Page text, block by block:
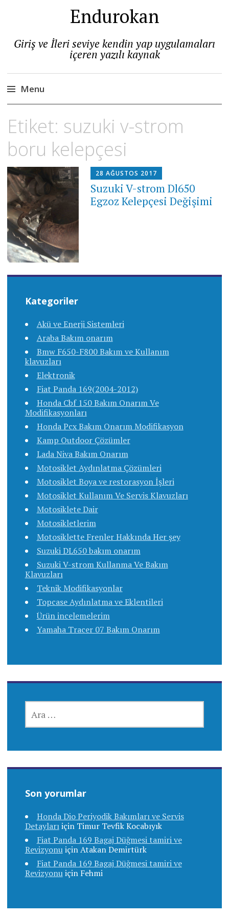
Endurokan
Giriş ve İleri seviye kendin yap uygulamaları
içeren yazılı kaynak
Menu
to
Etiket: suzuki v-strom
boru kelepçesi
28 AĞUSTOS 2017
Suzuki V-strom Dl650
Egzoz Kelepçesi Değişimi
Kategoriler
Akü ve Enerji Sistemleri
Araba Bakım onarım
Bmw F650-F800 Bakım ve Kullanım
klavuzları
Elektronik
Fiat Panda 169(2004-2012)
Honda Cbf 150 Bakım Onarım Ve
Modifikasyonları
Honda Pcx Bakım Onarım Modifikasyon
Kamp Outdoor Çözümler
Lada Niva Bakım Onarım
Motosiklet Aydınlatma Çözümleri
Motosiklet Boya ve restorasyon İşleri
Motosiklet Kullanım Ve Servis Klavuzları
Motosiklete Dair
Motosikletlerim
Motosiklette Frenler Hakkında Her şey
Suzuki DL650 bakım onarım
Suzuki V-strom Kullanma Ve Bakım
Klavuzları
Teknik Modifikasyonlar
Topcase Aydınlatma ve Eklentileri
Ürün incelemelerim
Yamaha Tracer 07 Bakım Onarım
Son yorumlar
Honda Dio Periyodik Bakımları ve Servis
Detaylarıiçin Timur Tevfik Kocabıyık
Fiat Panda 169 Bagaj Düğmesi tamiri ve
RevizyonuiçinAtakan Demirtürk
Fiat Panda 169 Bagaj Düğmesi tamiri ve
Revizyonuiçin Fehmi